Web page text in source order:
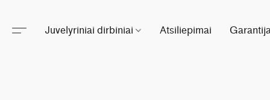
Juvelyriniai dirbiniai Atsiliepimai